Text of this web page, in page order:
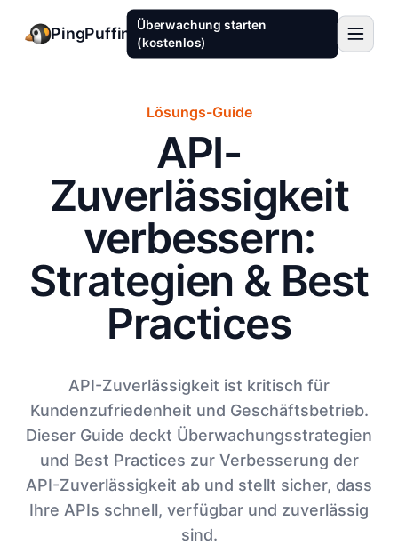
PingPuffin Überwachung starten
(kostenlos)
Lösungs-Guide
API-
Zuverlässigkeit
verbessern:
Strategien & Best
Practices
API-Zuverlässigkeit ist kritisch für
Kundenzufriedenheit und Geschäftsbetrieb.
Dieser Guide deckt Überwachungsstrategien
und Best Practices zur Verbesserung der
API-Zuverlässigkeit ab und stellt sicher, dass
Ihre APIs schnell, verfügbar und zuverlässig
sind.